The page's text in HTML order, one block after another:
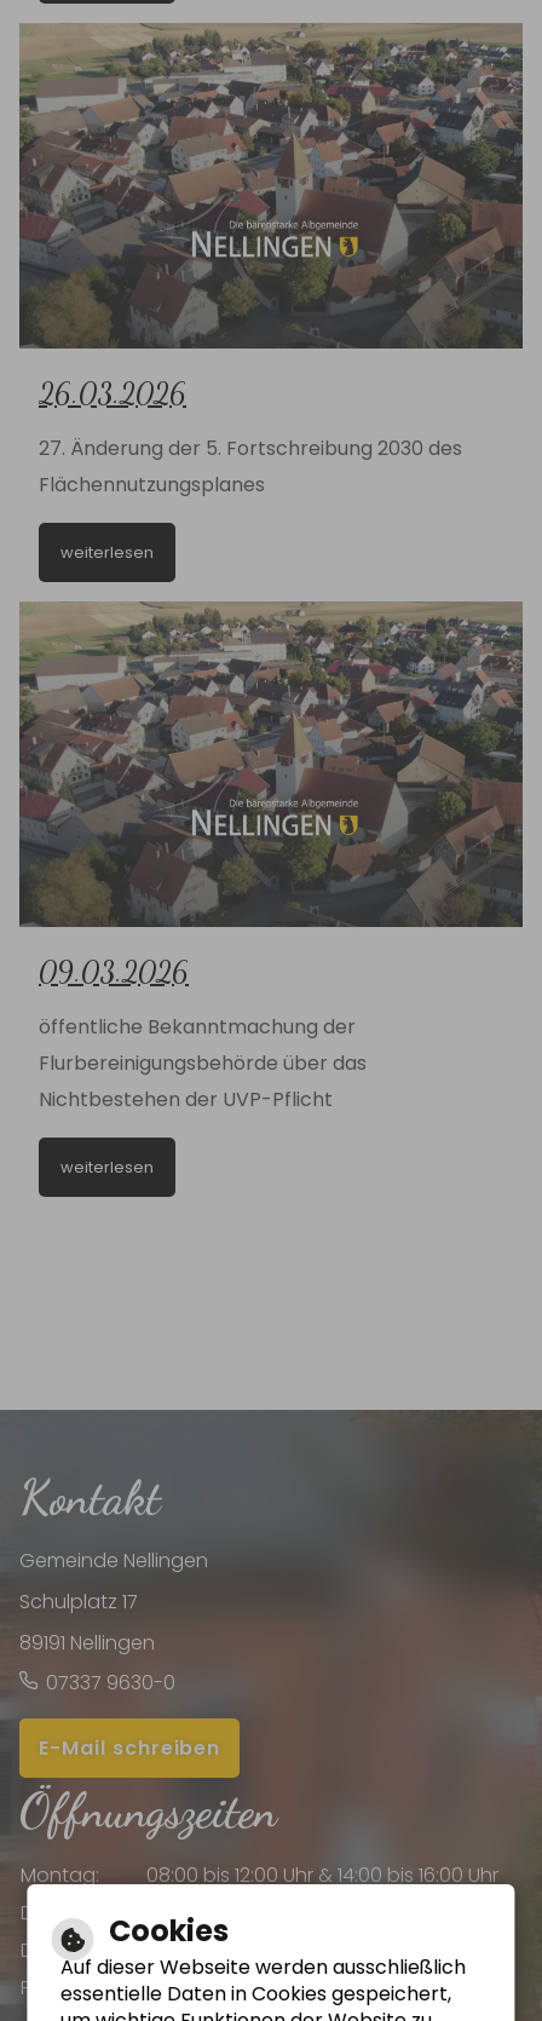
26.03.2026
27. Änderung der 5. Fortschreibung 2030 des
Flächennutzungsplanes
weiterlesen
09.03.2026
öffentliche Bekanntmachung der
Flurbereinigungsbehörde über das
Nichtbestehen der UVP-Pflicht
weiterlesen
Kontakt
Gemeinde Nellingen
Schulplatz 17
89191 Nellingen
07337 9630-0
E-Mail schreiben
Öffnungszeiten
Montag:
08:00 bis 12:00 Uhr & 14:00 bis 16:00 Uhr
Dienstag:
08:00 bis 12:00 Uhr & 14:00 bis 16:00 Uhr
Donnerstag:
08:00 bis 12:00 Uhr & 14:00 bis 18:00 Uhr
Freitag:
08:00 bis 12:00 Uhr
Cookies
Auf dieser Webseite werden ausschließlich
essentielle Daten in Cookies gespeichert,